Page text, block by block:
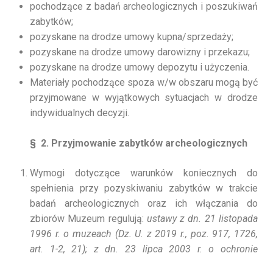
pochodzące z badań archeologicznych i poszukiwań
zabytków;
pozyskane na drodze umowy kupna/sprzedaży;
pozyskane na drodze umowy darowizny i przekazu;
pozyskane na drodze umowy depozytu i użyczenia.
Materiały pochodzące spoza w/w obszaru mogą być
przyjmowane w wyjątkowych sytuacjach w drodze
indywidualnych decyzji.
§ 2. Przyjmowanie zabytków archeologicznych
Wymogi dotyczące warunków koniecznych do
spełnienia przy pozyskiwaniu zabytków w trakcie
badań archeologicznych oraz ich włączania do
zbiorów Muzeum regulują: ustawy z dn. 21 listopada
1996 r. o muzeach (Dz. U. z 2019 r., poz. 917, 1726,
art. 1-2, 21); z dn. 23 lipca 2003 r. o ochronie